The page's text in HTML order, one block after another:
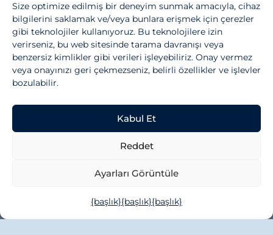
Size optimize edilmiş bir deneyim sunmak amacıyla, cihaz
bilgilerini saklamak ve/veya bunlara erişmek için çerezler
gibi teknolojiler kullanıyoruz. Bu teknolojilere izin
verirseniz, bu web sitesinde tarama davranışı veya
benzersiz kimlikler gibi verileri işleyebiliriz. Onay vermez
veya onayınızı geri çekmezseniz, belirli özellikler ve işlevler
bozulabilir.
Kabul Et
Reddet
Ayarları Görüntüle
{başlık}{başlık}{başlık}
pazarlama çerezlerini kabul etmek ve
bu içeriği etkinleştirmek için tıklayın